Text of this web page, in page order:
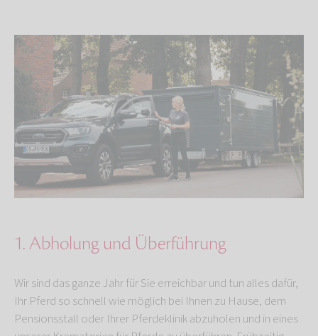
1. Abholung und Überführung
Wir sind das ganze Jahr für Sie erreichbar und tun alles dafür,
Ihr Pferd so schnell wie möglich bei Ihnen zu Hause, dem
Pensionsstall oder Ihrer Pferdeklinik abzuholen und in eines